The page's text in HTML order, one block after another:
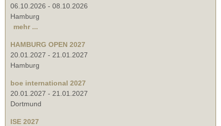
06.10.2026 - 08.10.2026
Hamburg
mehr ...
HAMBURG OPEN 2027
20.01.2027 - 21.01.2027
Hamburg
boe international 2027
20.01.2027 - 21.01.2027
Dortmund
ISE 2027